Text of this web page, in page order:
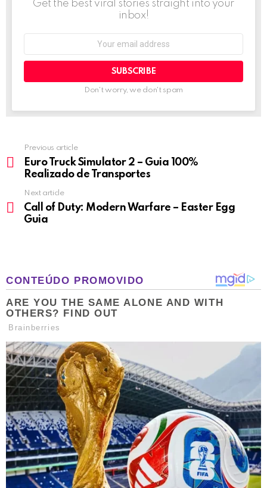
Get the best viral stories straight into your
inbox!
Don't worry, we don't spam
more
Previous article
Euro Truck Simulator 2 – Guia 100%
Realizado de Transportes
Next article
Call of Duty: Modern Warfare – Easter Egg
Guia